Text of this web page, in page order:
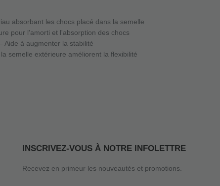
absorbant les chocs placé dans la semelle
pour l'amorti et l'absorption des chocs
Aide à augmenter la stabilité
semelle extérieure améliorent la flexibilité
INSCRIVEZ-VOUS À NOTRE INFOLETTRE
Recevez en primeur les nouveautés et promotions.